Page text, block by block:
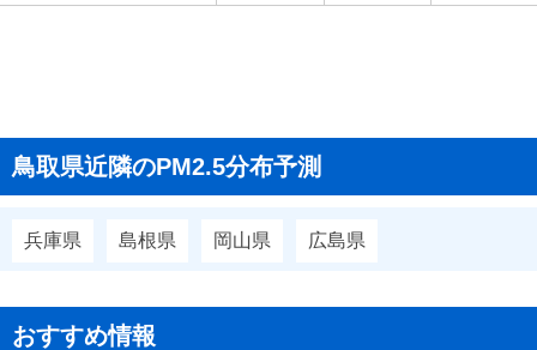
鳥取県近隣のPM2.5分布予測
兵庫県 島根県 岡山県 広島県
おすすめ情報